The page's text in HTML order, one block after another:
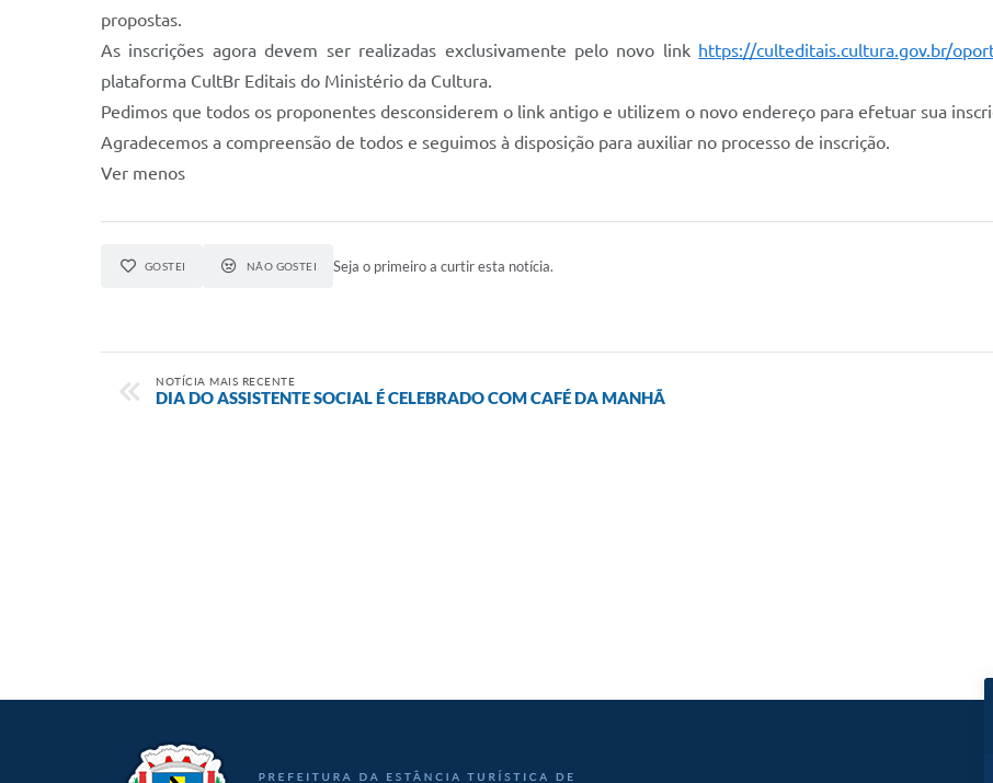
propostas.
As inscrições agora devem ser realizadas exclusivamente pelo novo link https://culteditais.cultura.gov.br/
plataforma CultBr Editais do Ministério da Cultura.
Pedimos que todos os proponentes desconsiderem o link antigo e utilizem o novo endereço para efetuar sua
Agradecemos a compreensão de todos e seguimos à disposição para auxiliar no processo de inscrição.
Ver menos
GOSTEI NÃO GOSTEI Seja o primeiro a curtir esta notícia.
NOTÍCIA MAIS RECENTE
DIA DO ASSISTENTE SOCIAL É CELEBRADO COM CAFÉ DA MANHÃ